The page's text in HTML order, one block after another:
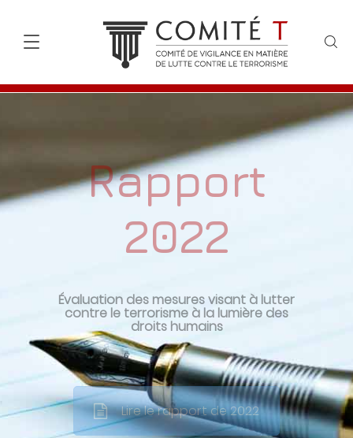
Rapport
2022
Évaluation des mesures visant à lutter
contre le terrorisme à la lumière des
droits humains
Lire le rapport de 2022